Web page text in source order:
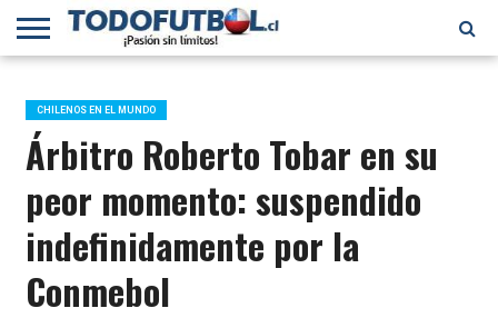
PRIMERA
B
SELECCIÓN
CHILENA
CHILENOS
EN EL
MUNDO
FÚTBOL
INTERNACIONAL
CHILENOS EN EL MUNDO
Árbitro Roberto Tobar en su
peor momento: suspendido
indefinidamente por la
Conmebol